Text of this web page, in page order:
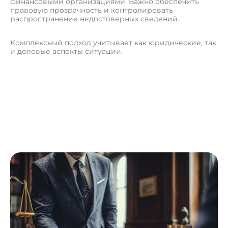
правовую прозрачность и контролировать
распространение недостоверных сведений.
Комплексный подход учитывает как юридические, так
и деловые аспекты ситуации.